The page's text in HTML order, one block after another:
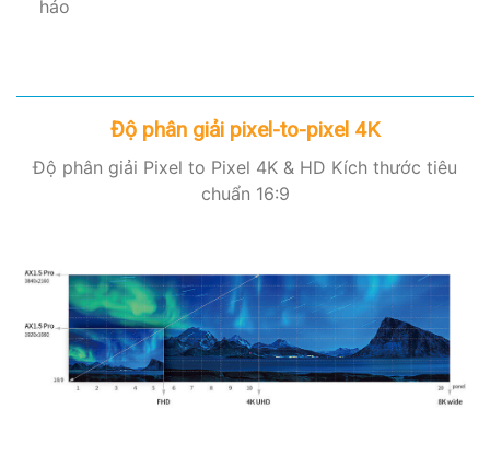
hảo
Độ phân giải pixel-to-pixel 4K
Độ phân giải Pixel to Pixel 4K & HD Kích thước tiêu
chuẩn 16:9